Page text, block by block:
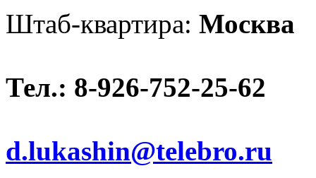
Штаб-квартира: Москва
Тел.: 8-926-752-25-62
d.lukashin@telebro.ru